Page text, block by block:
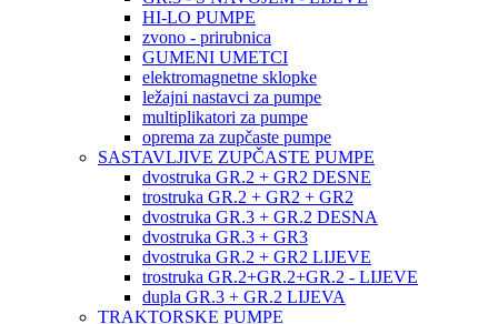
HI-LO PUMPE
zvono - prirubnica
GUMENI UMETCI
elektromagnetne sklopke
ležajni nastavci za pumpe
multiplikatori za pumpe
oprema za zupčaste pumpe
SASTAVLJIVE ZUPČASTE PUMPE
dvostruka GR.2 + GR2 DESNE
trostruka GR.2 + GR2 + GR2
dvostruka GR.3 + GR.2 DESNA
dvostruka GR.3 + GR3
dvostruka GR.2 + GR2 LIJEVE
trostruka GR.2+GR.2+GR.2 - LIJEVE
dupla GR.3 + GR.2 LIJEVA
TRAKTORSKE PUMPE